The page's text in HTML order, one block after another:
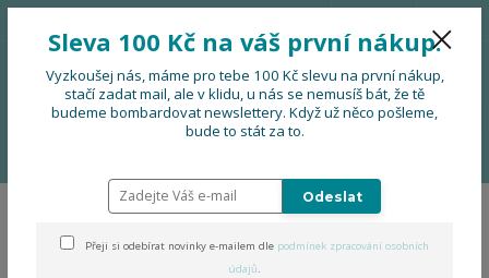
Menu
0 Kč
Šaty za folklorem dlouhé
Sleva 100 Kč na váš první nákup.
Vyzkoušej nás, máme pro tebe 100 Kč slevu na první nákup,
stačí zadat mail, ale v klidu, u nás se nemusíš bát, že tě
budeme bombardovat newslettery. Když už něco pošleme,
bude to stát za to.
Odeslat
Přeji si odebírat novinky e-mailem dle podmínek zpracování osobních
údajů.